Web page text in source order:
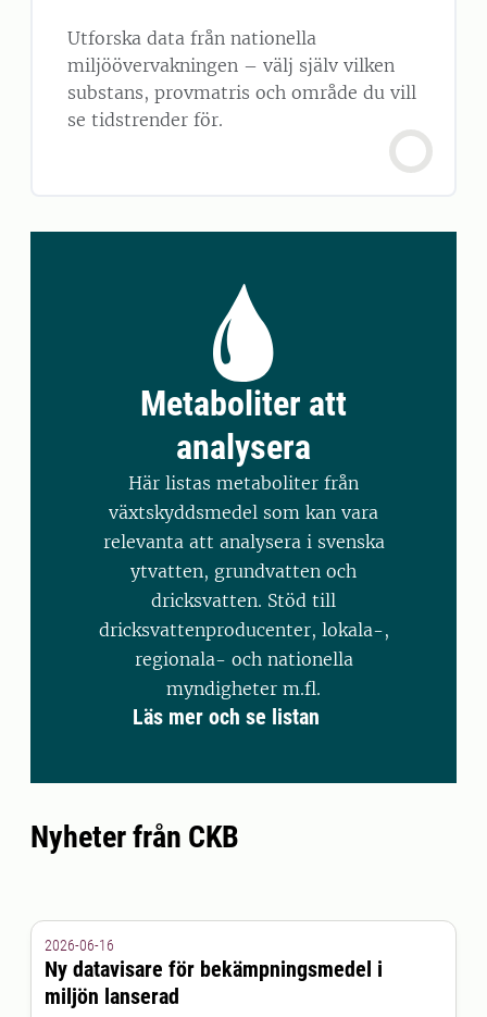
Utforska data från nationella
miljöövervakningen – välj själv vilken
substans, provmatris och område du vill
se tidstrender för.
Metaboliter att
analysera
Här listas metaboliter från
växtskyddsmedel som kan vara
relevanta att analysera i svenska
ytvatten, grundvatten och
dricksvatten. Stöd till
dricksvattenproducenter, lokala-,
regionala- och nationella
myndigheter m.fl.
Läs mer och se listan
Nyheter från CKB
2026-06-16
Ny datavisare för bekämpningsmedel i
miljön lanserad